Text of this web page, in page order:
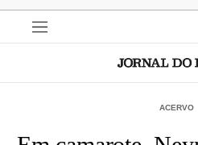
ACERVO